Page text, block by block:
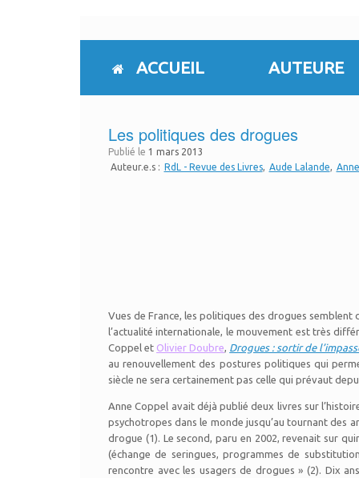
to
ACCUEIL AUTEURE
Les politiques des drogues
Publié le 1 mars 2013
Auteur.e.s : RdL - Revue des Livres Aude Lalande
Vues de France, les politiques des drogues semblent
l’actualité internationale, le mouvement est très
Coppel et Olivier Doubre, Drogues : sortir de
au renouvellement des postures politiques qui
siècle ne sera certainement pas celle qui prévaut
Anne Coppel avait déjà publié deux livres sur
psychotropes dans le monde jusqu’au tournant des
drogue (1). Le second, paru en 2002, revenait sur
(échange de seringues, programmes de
rencontre avec les usagers de drogues » (2). Dix